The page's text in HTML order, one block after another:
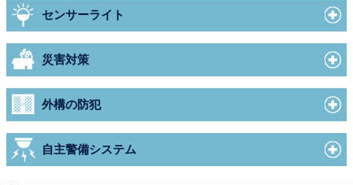
センサーライト
災害対策
外構の防犯
自主警備システム